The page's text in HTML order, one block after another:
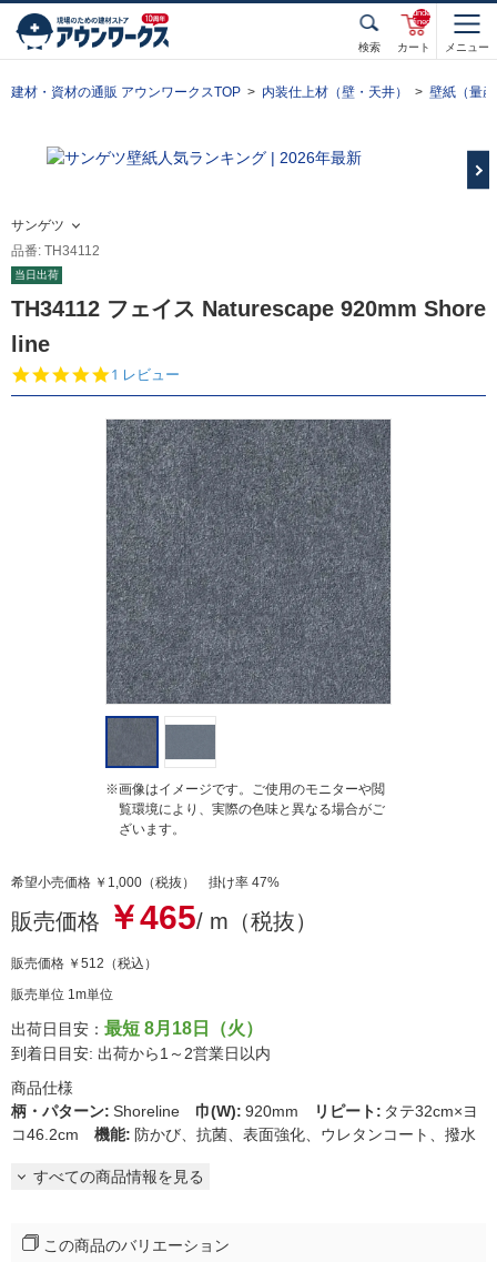
検索 カート
unde
fined
メニュー
建材・資材の通販 アウンワークスTOP 内装仕上材（壁・天井） 壁紙（量
サンゲツ
品番: TH34112
当日出荷
TH34112 フェイス Naturescape 920mm Shore
line
5.
0
t
a
r
r
a
t
i
n
g
1 レビュー
※画像はイメージです。ご使用のモニターや閲
覧環境により、実際の色味と異なる場合がご
ざいます。
希望小売価格 ￥1,000（税抜） 掛け率 47%
販売価格 ￥465/ m（税抜）
販売価格 ￥512 （税込）
販売単位 1m単位
出荷日目安： 最短 8月18日（火）
到着日目安: 出荷から1～2営業日以内
商品仕様
柄・パターン: Shoreline 巾(W): 920mm リピート: タテ32cm×ヨ
コ46.2cm 機能: 防かび、抗菌、表面強化、ウレタンコート、撥水
すべての商品情報を見る
この商品のバリエーション